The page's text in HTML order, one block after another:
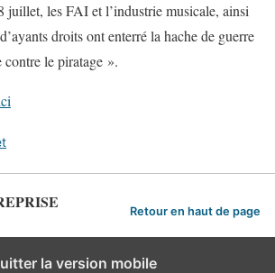
juillet, les FAI et l’industrie musicale, ainsi
droits ont enterré la hache de guerre
le piratage ».
Retour en haut de page
la version mobile